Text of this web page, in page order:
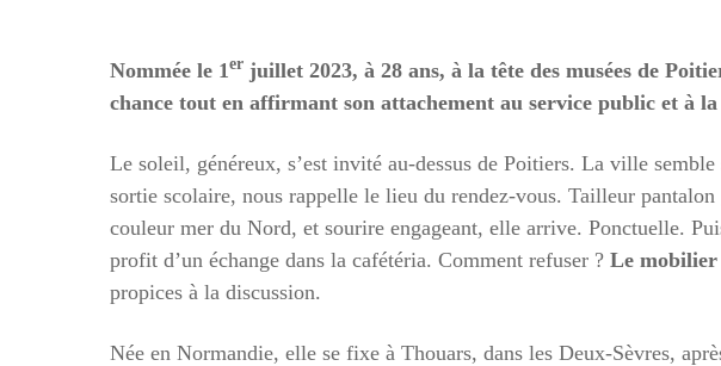
Nommée le 1er juillet 2023, à 28 ans, à la tête des musées de
chance tout en affirmant son attachement au service public et à
Le soleil, généreux, s’est invité au-dessus de Poitiers. La ville
sortie scolaire, nous rappelle le lieu du rendez-vous. Tailleur
couleur mer du Nord, et sourire engageant, elle arrive. Ponctuelle.
profit d’un échange dans la cafétéria. Comment refuser ? Le mobilier
propices à la discussion.
Née en Normandie, elle se fixe à Thouars, dans les Deux-Sèvres,